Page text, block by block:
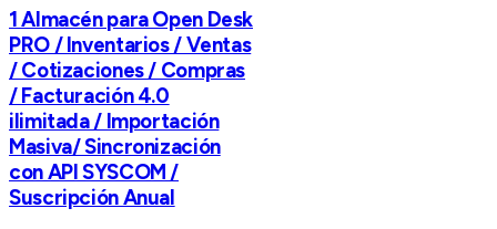
1 Almacén para Open Desk
PRO / Inventarios / Ventas
/ Cotizaciones / Compras
/ Facturación 4.0
ilimitada / Importación
Masiva/ Sincronización
con API SYSCOM /
Suscripción Anual